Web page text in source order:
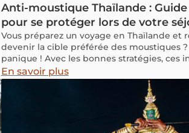
Anti-moustique Thaïlande :
pour se protéger lors de votre
Vous préparez un voyage en Thaïlande et
devenir la cible préférée des moustiques ?
panique ! Avec les bonnes stratégies, ces
porteurs de risques comme la dengue, le
ou le virus Zika n’auront aucune chance
votre séjour.
En savoir plus